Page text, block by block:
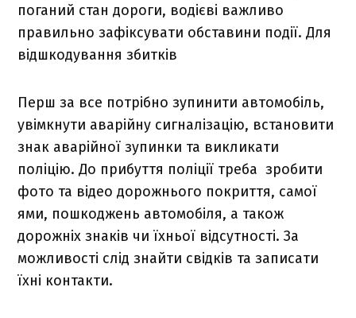
поганий стан дороги, водієві важливо
правильно зафіксувати обставини події. Для
відшкодування збитків
Перш за все потрібно зупинити автомобіль,
увімкнути аварійну сигналізацію, встановити
знак аварійної зупинки та викликати
поліцію. До прибуття поліції треба зробити
фото та відео дорожнього покриття, самої
ями, пошкоджень автомобіля, а також
дорожніх знаків чи їхньої відсутності. За
можливості слід знайти свідків та записати
їхні контакти.